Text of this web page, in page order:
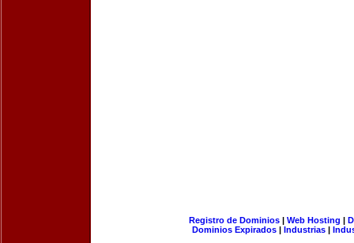
Registro de Dominios| Web Hosting |
Dominios Expirados | Industrias |